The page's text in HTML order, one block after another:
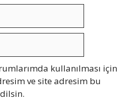
kullanılması için
ve site adresim bu